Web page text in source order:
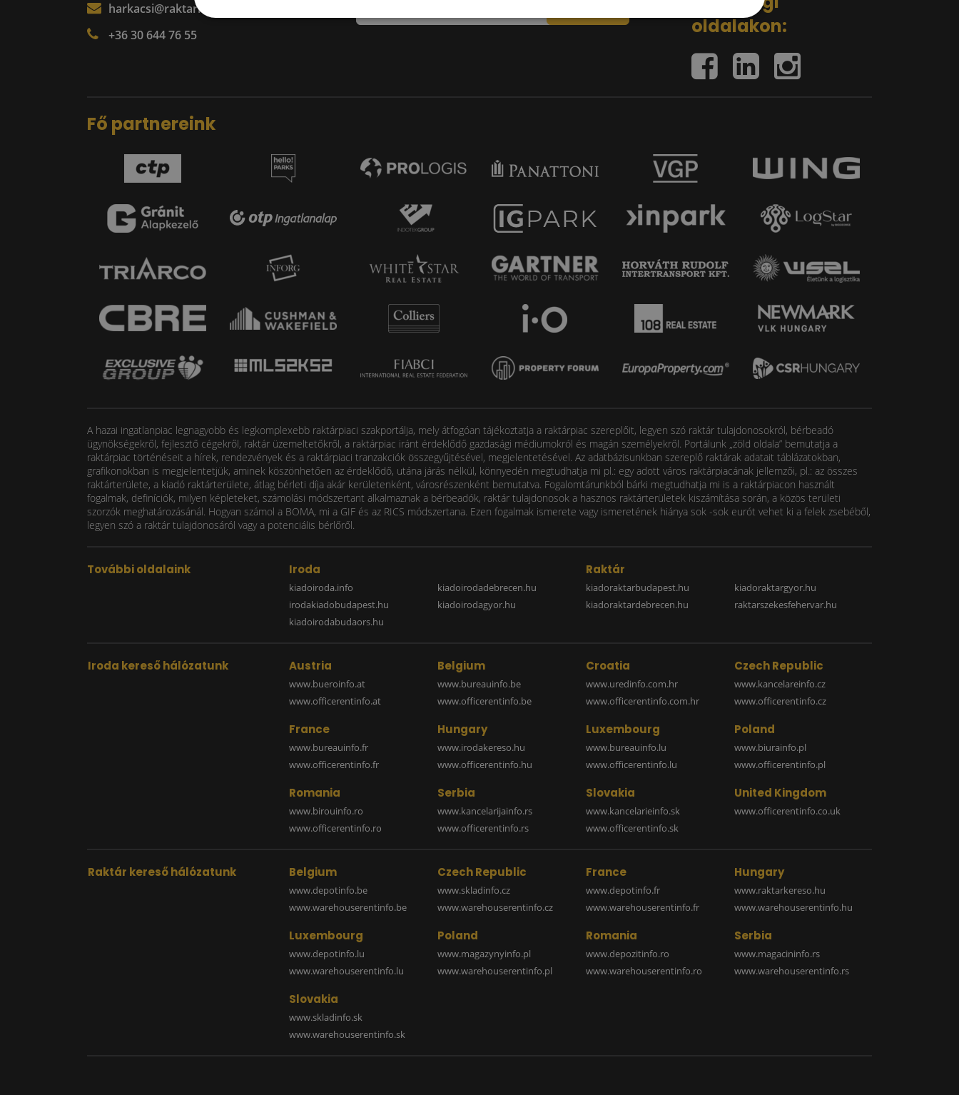
harkacsi@raktarkereso.hu
+36 30 644 76 55
oldalakon:
Fő partnereink
A hazai ingatlanpiac legnagyobb és legkomplexebb raktárpiaci szakportálja, mely átfogóan tájékoztatja a raktárpiac szereplőit, legyen szó raktár tulajdonosokról, bérbeadó
ügynökségekről, fejlesztő cégekről, raktár üzemeltetőkről, a raktárpiac iránt érdeklődő gazdasági médiumokról és magán személyekről. Portálunk „zöld oldala” bemutatja a
raktárpiac történéseit a hírek, rendezvények és a raktárpiaci tranzakciók összegyűjtésével, megjelentetésével. Az adatbázisunkban szereplő raktárak adatait táblázatokban,
grafikonokban is megjelentetjük, aminek köszönhetően az érdeklődő, utána járás nélkül, könnyedén megtudhatja mi pl.: egy adott város raktárpiacának jellemzői, pl.: az összes
raktárterülete, a kiadó raktárterülete, átlag bérleti díja akár kerületenként, városrészenként bemutatva. Fogalomtárunkból bárki megtudhatja mi is a raktárpiacon használt
fogalmak, definíciók, milyen képleteket, számolási módszertant alkalmaznak a bérbeadók, raktár tulajdonosok a hasznos raktárterületek kiszámítása során, a közös területi
szorzók meghatározásánál. Hogyan számol a BOMA, mi a GIF és az RICS módszertana. Ezen fogalmak ismerete vagy ismeretének hiánya sok -sok eurót vehet ki a felek zsebéből,
legyen szó a raktár tulajdonosáról vagy a potenciális bérlőről.
További oldalaink Iroda
kiadoiroda.info
irodakiadobudapest.hu
kiadoirodabudaors.hu
kiadoirodadebrecen.hu
kiadoirodagyor.hu
Raktár
kiadoraktarbudapest.hu
kiadoraktardebrecen.hu
kiadoraktargyor.hu
raktarszekesfehervar.hu
Iroda kereső hálózatunk Austria
www.bueroinfo.at
www.officerentinfo.at
Belgium
www.bureauinfo.be
www.officerentinfo.be
Croatia
www.uredinfo.com.hr
www.officerentinfo.com.hr
Czech Republic
www.kancelareinfo.cz
www.officerentinfo.cz
France
www.bureauinfo.fr
www.officerentinfo.fr
Hungary
www.irodakereso.hu
www.officerentinfo.hu
Luxembourg
www.bureauinfo.lu
www.officerentinfo.lu
Poland
www.biurainfo.pl
www.officerentinfo.pl
Romania
www.birouinfo.ro
www.officerentinfo.ro
Serbia
www.kancelarijainfo.rs
www.officerentinfo.rs
Slovakia
www.kancelarieinfo.sk
www.officerentinfo.sk
United Kingdom
www.officerentinfo.co.uk
Raktár kereső hálózatunk Belgium
www.depotinfo.be
www.warehouserentinfo.be
Czech Republic
www.skladinfo.cz
www.warehouserentinfo.cz
France
www.depotinfo.fr
www.warehouserentinfo.fr
Hungary
www.raktarkereso.hu
www.warehouserentinfo.hu
Luxembourg
www.depotinfo.lu
www.warehouserentinfo.lu
Poland
www.magazynyinfo.pl
www.warehouserentinfo.pl
Romania
www.depozitinfo.ro
www.warehouserentinfo.ro
Serbia
www.magacininfo.rs
www.warehouserentinfo.rs
Slovakia
www.skladinfo.sk
www.warehouserentinfo.sk